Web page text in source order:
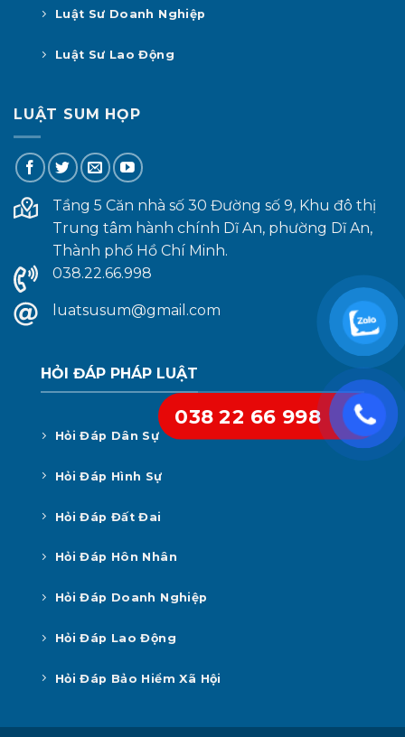
Luật Sư Doanh Nghiệp
Luật Sư Lao Động
LUẬT SUM HỌP
Tầng 5 Căn nhà số 30 Đường số 9, Khu đô thị
Trung tâm hành chính Dĩ An, phường Dĩ An,
Thành phố Hồ Chí Minh.
038.22.66.998
luatsusum@gmail.com
HỎI ĐÁP PHÁP LUẬT
Hỏi Đáp Dân Sự
Hỏi Đáp Hình Sự
Hỏi Đáp Đất Đai
Hỏi Đáp Hôn Nhân
Hỏi Đáp Doanh Nghiệp
Hỏi Đáp Lao Động
Hỏi Đáp Bảo Hiểm Xã Hội
038 22 66 998